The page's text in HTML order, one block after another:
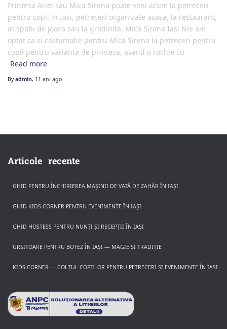
Printesa Ariel sau Mica Sirena poate veni acum la petreceri
pentru copii in Iasi, petreceri organizate acasa, la restaurant,
in spatii de joaca sau la gradinita. Mica Sirena Iasi Noi am
optat ca si costumatie pentru Mica Sirena la petreceri pentru
copii pentru varianta de printesa, avand o rochie cu
Read more
Byadmin, 11 ani ago
Articole recente
GHID PENTRU ÎNCHIRIEREA MAȘINII DE VATĂ DE ZAHĂR ÎN IAȘI
GHID KIDS CORNER PENTRU EVENIMENTE ÎN IAȘI
GHID HOSTESS PENTRU NUNȚI ȘI RECEPȚII ÎN IAȘI
URSITOARE PENTRU BOTEZ ÎN IAȘI — MAGIE ȘI TRADIȚIE
KIDS CORNER — COLȚUL COPIILOR PENTRU PETRECERI ȘI EVENIMENTE ÎN IAȘI